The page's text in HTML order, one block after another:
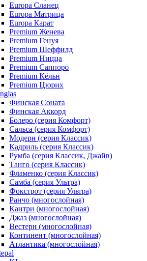
Europa Сланец
Europa Матрица
Europa Карат
Premium Женева
Premium Генуя
Premium Шеффилд
Premium Ницца
Premium Саппоро
Premium Кёльн
Premium Цюрих
Финская Соната
Финская Аккорд
Болеро (серия Комфорт)
Сальса (серия Комфорт)
Модерн (серия Классик)
Кадриль (серия Классик)
Румба (серия Классик, Джайв)
Танго (серия Классик)
Фламенко (серия Классик)
Самба (серия Ультра)
Фокстрот (серия Ультра)
Ранчо (многослойная)
Кантри (многослойная)
Джаз (многослойная)
Вестерн (многослойная)
Континент (многослойная)
Атлантика (многослойная)